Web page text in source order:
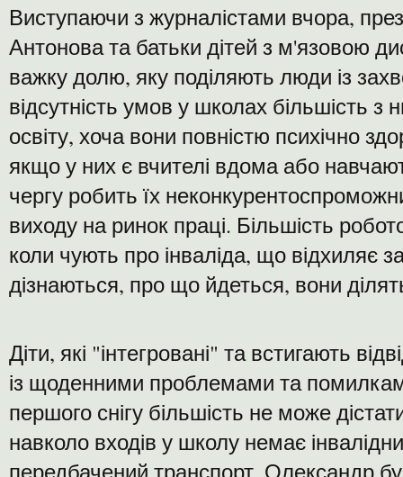
Виступаючи з журналістами вчора,
Антонова та батьки дітей з м'язовою
важку долю, яку поділяють люди із
відсутність умов у школах більшість з
освіту, хоча вони повністю психічно
якщо у них є вчителі вдома або
чергу робить їх
виходу на ринок праці. Більшість
коли чують про інваліда, що відхиляє
дізнаються, про що йдеться, вони
Діти, які "інтегровані" та встигають
із щоденними проблемами та
першого снігу більшість не може
навколо входів у школу немає
передбачений транспорт. Олександр